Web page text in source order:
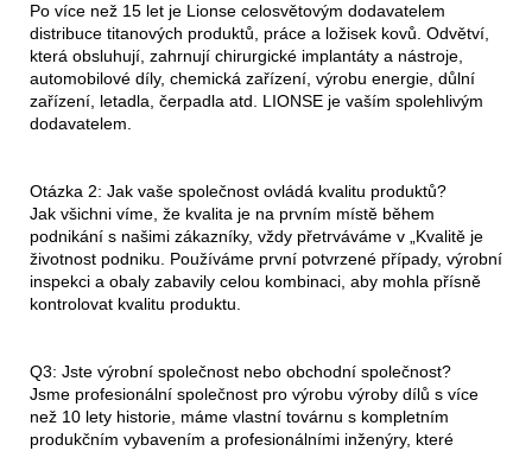
Po více než 15 let je Lionse celosvětovým dodavatelem
distribuce titanových produktů, práce a ložisek kovů. Odvětví,
která obsluhují, zahrnují chirurgické implantáty a nástroje,
automobilové díly, chemická zařízení, výrobu energie, důlní
zařízení, letadla, čerpadla atd. LIONSE je vaším spolehlivým
dodavatelem.
Otázka 2: Jak vaše společnost ovládá kvalitu produktů?
Jak všichni víme, že kvalita je na prvním místě během
podnikání s našimi zákazníky, vždy přetrváváme v „Kvalitě je
životnost podniku. Používáme první potvrzené případy, výrobní
inspekci a obaly zabavily celou kombinaci, aby mohla přísně
kontrolovat kvalitu produktu.
Q3: Jste výrobní společnost nebo obchodní společnost?
Jsme profesionální společnost pro výrobu výroby dílů s více
než 10 lety historie, máme vlastní továrnu s kompletním
produkčním vybavením a profesionálními inženýry, které